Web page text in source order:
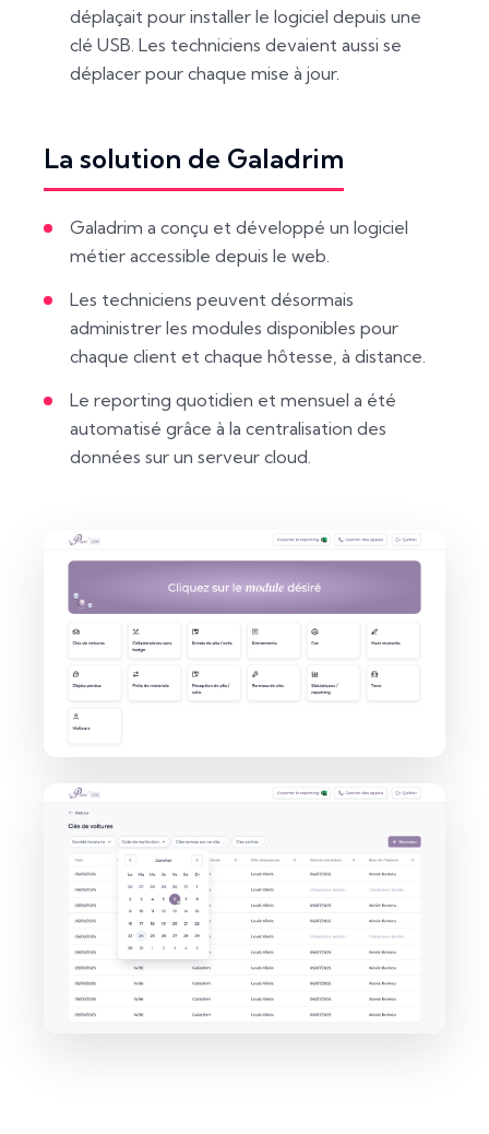
déplaçait pour installer le logiciel depuis une
clé USB. Les techniciens devaient aussi se
déplacer pour chaque mise à jour.
La solution de Galadrim
Galadrim a conçu et développé un logiciel
métier accessible depuis le web.
Les techniciens peuvent désormais
administrer les modules disponibles pour
chaque client et chaque hôtesse, à distance.
Le reporting quotidien et mensuel a été
automatisé grâce à la centralisation des
données sur un serveur cloud.